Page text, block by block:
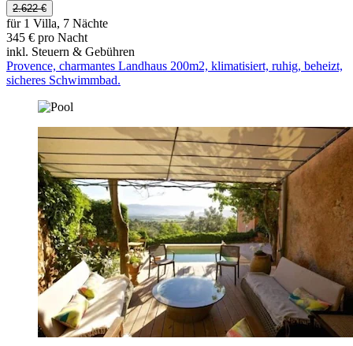
2.622 €
für 1 Villa, 7 Nächte
345 € pro Nacht
inkl. Steuern & Gebühren
Provence, charmantes Landhaus 200m2, klimatisiert, ruhig, beheizt,
sicheres Schwimmbad.